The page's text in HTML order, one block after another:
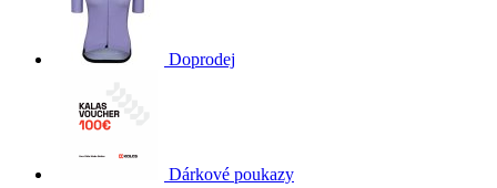
Doprodej
Dárkové poukazy